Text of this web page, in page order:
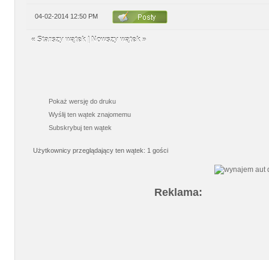
04-02-2014 12:50 PM
« Starszy wątek| Nowszy wątek»
Pokaż wersję do druku
Wyślij ten wątek znajomemu
Subskrybuj ten wątek
Użytkownicy przeglądający ten wątek: 1 gości
Reklama: